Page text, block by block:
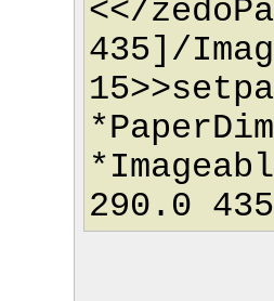
<</
435]/
290.0